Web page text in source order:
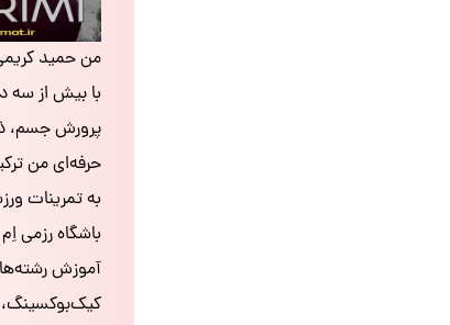
من حمید
با بیش از سه
پرورش جسم،
حرفه‌ای من
به تمرینات
باشگاه رزمی
آموزش